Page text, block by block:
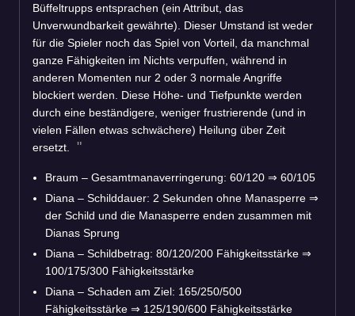
Büffeltrupps entsprachen (ein Attribut, das
Unverwundbarkeit gewährte). Dieser Umstand ist weder
für die Spieler noch das Spiel von Vorteil, da manchmal
ganze Fähigkeiten im Nichts verpuffen, während in
anderen Momenten nur 2 oder 3 normale Angriffe
blockiert werden. Diese Höhe- und Tiefpunkte werden
durch eine beständigere, weniger frustrierende (und in
vielen Fällen etwas schwächere) Heilung über Zeit
ersetzt.
Braum – Gesamtmanaverringerung: 60/120 ⇒ 60/105
Diana – Schilddauer: 2 Sekunden ohne Manasperre ⇒
der Schild und die Manasperre enden zusammen mit
Dianas Sprung
Diana – Schildbetrag: 80/120/200 Fähigkeitsstärke ⇒
100/175/300 Fähigkeitsstärke
Diana – Schaden am Ziel: 165/250/500
Fähigkeitsstärke ⇒ 125/190/600 Fähigkeitsstärke